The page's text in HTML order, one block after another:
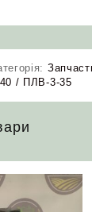
/ ПЛВ-3-35